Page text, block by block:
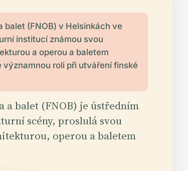
balet (FNOB) v Helsinkách ve
institucí známou svou
a operou a baletem
roli při utváření finské
a balet (FNOB) je ústředním
scény, proslulá svou
operou a baletem